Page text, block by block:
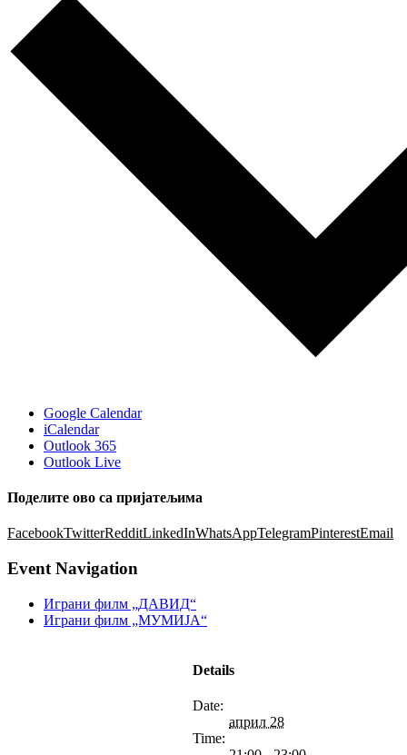
Google Calendar
iCalendar
Outlook 365
Outlook Live
Поделите ово са пријатељима
FacebookTwitterRedditLinkedInWhatsAppTelegramPinterestEmail
Event Navigation
Играни филм „ДАВИД“
Играни филм „МУМИЈА“
Details
Date:
април 28
Time: